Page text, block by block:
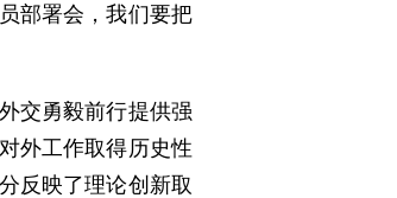
部署会，我们要把
交勇毅前行提供强
外工作取得历史性
反映了理论创新取